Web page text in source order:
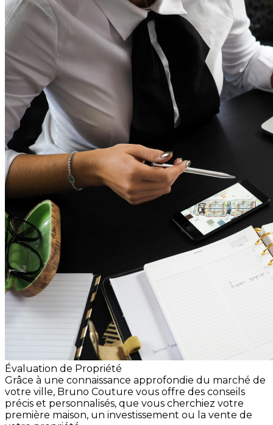
Évaluation de Propriété
Grâce à une connaissance approfondie du marché de
votre ville, Bruno Couture vous offre des conseils
précis et personnalisés, que vous cherchiez votre
première maison, un investissement ou la vente de